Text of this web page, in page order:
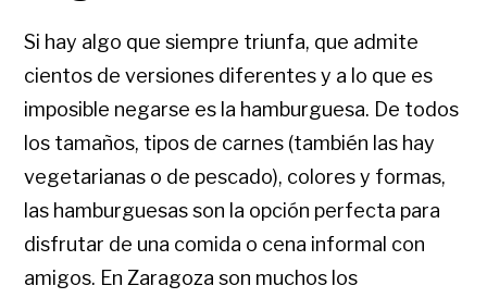
Si hay algo que siempre triunfa, que admite
cientos de versiones diferentes y a lo que es
imposible negarse es la hamburguesa. De todos
los tamaños, tipos de carnes (también las hay
vegetarianas o de pescado), colores y formas,
las hamburguesas son la opción perfecta para
disfrutar de una comida o cena informal con
amigos. En Zaragoza son muchos los